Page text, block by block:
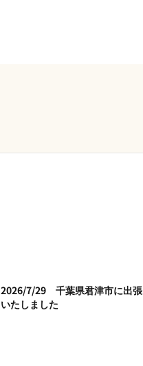
2026/7/29 千葉県君津市に出張
いたしました